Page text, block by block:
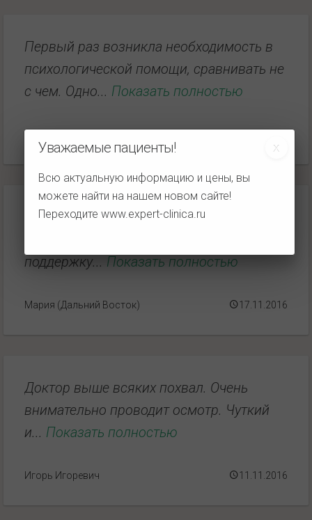
Уважаемые пациенты!
Всю актуальную информацию и цены, вы
можете найти на нашем новом сайте!
Переходитеwww.expert-clinica.ru
Первый раз возникла необходимость в
психологической помощи, сравнивать не
с чем. Одно... Показать полностью
Полина
Человеческое спасибо за спокойствие о
поддержку... Показать полностью
Мария (Дальний Восток) 17.11.2016
Доктор выше всяких похвал. Очень
внимательно проводит осмотр. Чуткий
и... Показать полностью
Игорь Игоревич 11.11.2016